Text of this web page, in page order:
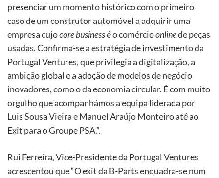
presenciar um momento histórico com o primeiro
caso de um construtor automóvel a adquirir uma
empresa cujocore businessé o comércioonlinede peças
usadas. Confirma-se a estratégia de investimento da
Portugal Ventures, que privilegia a digitalização, a
ambição global e a adoção de modelos de negócio
inovadores, como o da economia circular. É com muito
orgulho que acompanhámos a equipa liderada por
Luis Sousa Vieira e Manuel Araújo Monteiro até ao
Exit para o Groupe PSA.”.
Rui Ferreira, Vice-Presidente da Portugal Ventures
acrescentou que “O exit da B-Parts enquadra-se num